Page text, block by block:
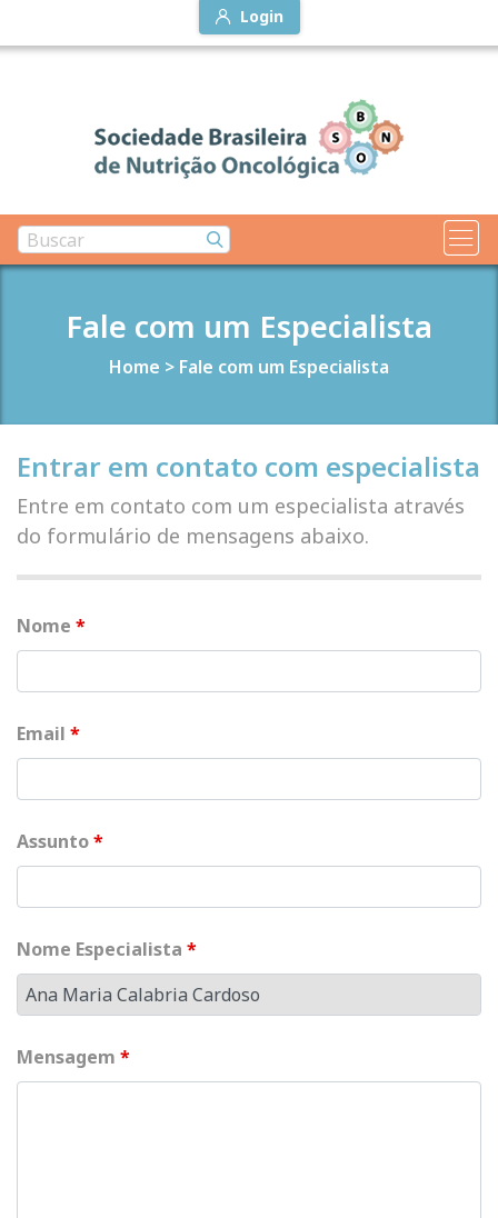
Login
Fale com um Especialista
Home > Fale com um Especialista
Entrar em contato com especialista
Entre em contato com um especialista através
do formulário de mensagens abaixo.
Nome *
Email *
Assunto*
Nome Especialista *
Mensagem *